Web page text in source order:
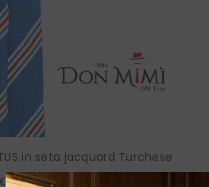
in seta jacquard Turchese
€100,00